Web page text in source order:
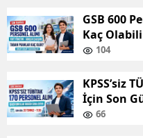
GSB 600
Kaç
104
KPSS’siz
İçin Son
66